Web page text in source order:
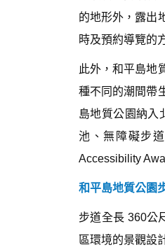
的地形外，露出
時及預約導覽的
此外，和平島地
種不同的潮間帶
島地質公園納入
池、無障礙步
Accessibility
和平島地質公園
步道全長 360公
區環境的景觀設